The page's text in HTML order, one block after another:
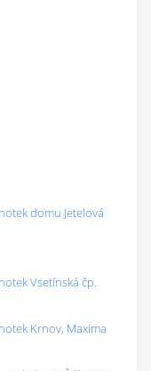
domu Jetelová
Vsetínská čp.
Krnov, Maxima